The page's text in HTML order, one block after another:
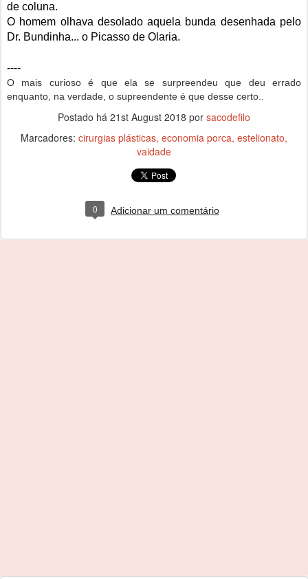
de coluna.
O homem olhava desolado aquela bunda desenhada pelo
Dr. Bundinha... o Picasso de Olaria.
----
O mais curioso é que ela se surpreendeu que deu errado
enquanto, na verdade, o supreendente é que desse certo..
Postado há 21st August 2018 por sacodefilo
Marcadores: cirurgias plásticas economia porca estelionato
vaidade
0 Adicionar um comentário